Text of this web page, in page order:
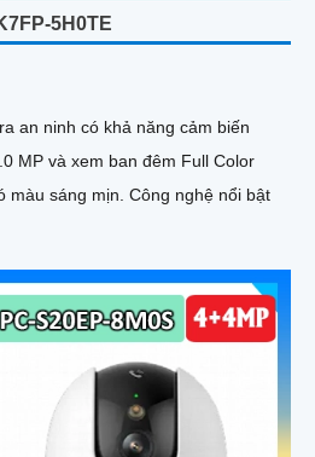
5H0TE
an ninh có khả năng cảm biến
MP và xem ban đêm Full Color